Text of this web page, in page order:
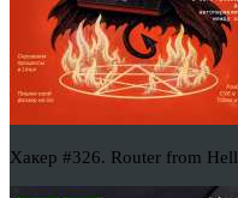
Хакер #326. Router from Hell